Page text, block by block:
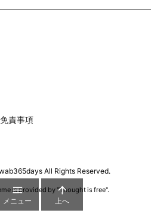
責事項
All Rights Reserved.
is provided by "Thought is free".

メニュー

上へ